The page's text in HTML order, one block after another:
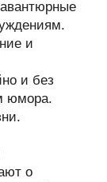
и
и без
юмора.
о